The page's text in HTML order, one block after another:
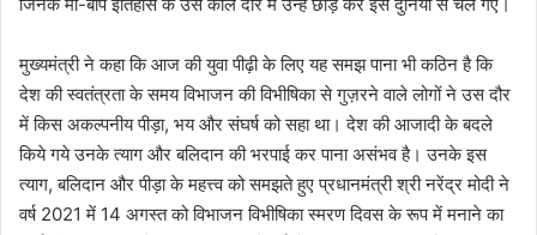
मुख्यमंत्री ने कहा कि आज की युवा पीढ़ी के लिए यह समझ पाना भी कठिन है कि
देश की स्वतंत्रता के समय विभाजन की विभीषिका से गुज़रने वाले लोगों ने उस दौर
में किस अकल्पनीय पीड़ा, भय और संघर्ष को सहा था। देश की आजादी के बदले
किये गये उनके त्याग और बलिदान की भरपाई कर पाना असंभव है। उनके इस
त्याग, बलिदान और पीड़ा के महत्त्व को समझते हुए प्रधानमंत्री श्री नरेंद्र मोदी ने
वर्ष 2021 में 14 अगस्त को विभाजन विभीषिका स्मरण दिवस के रूप में मनाने का